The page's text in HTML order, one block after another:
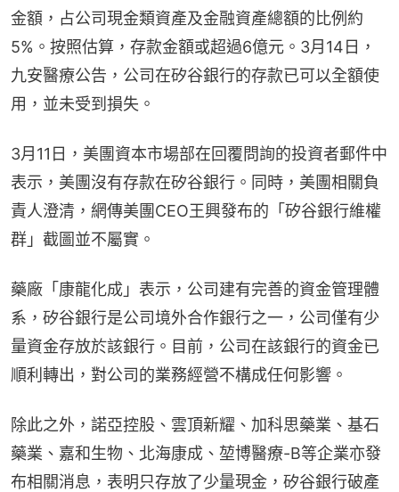
金額，占公司現金類資產及金融資產總額的比例約
5%。按照估算，存款金額或超過6億元。3月14日，
九安醫療公告，公司在矽谷銀行的存款已可以全額使
用，並未受到損失。
3月11日，美團資本市場部在回覆問詢的投資者郵件中
表示，美團沒有存款在矽谷銀行。同時，美團相關負
責人澄清，網傳美團CEO王興發布的「矽谷銀行維權
群」截圖並不屬實。
藥廠「康龍化成」表示，公司建有完善的資金管理體
系，矽谷銀行是公司境外合作銀行之一，公司僅有少
量資金存放於該銀行。目前，公司在該銀行的資金已
順利轉出，對公司的業務經營不構成任何影響。
除此之外，諾亞控股、雲頂新耀、加科思藥業、基石
藥業、嘉和生物、北海康成、堃博醫療-B等企業亦發
布相關消息，表明只存放了少量現金，矽谷銀行破產